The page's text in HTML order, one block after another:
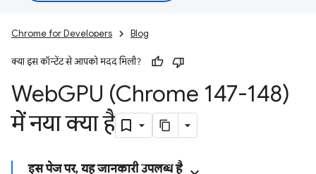
Chrome for Developers Blog
क्या इस कॉन्टेंट से आपको मदद मिली?
WebGPU (Chrome 147-148)
में नया क्या है
इस पेज पर, यह जानकारी उपलब्ध है